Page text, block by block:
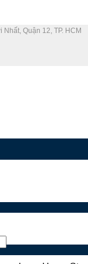
Quận 12, TP. HCM